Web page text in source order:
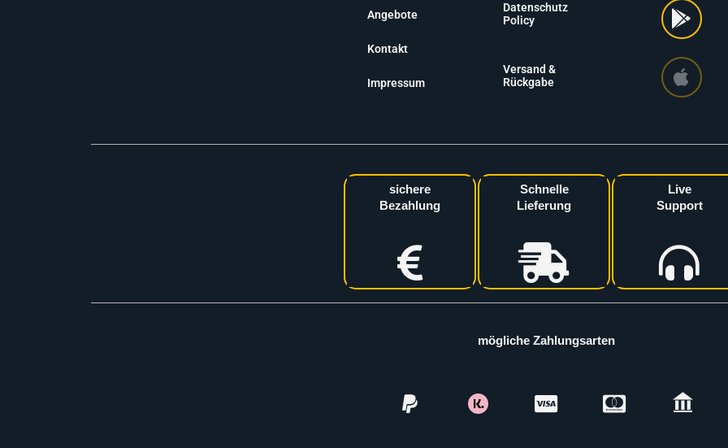
Angebote
Kontakt
Impressum
Datenschutz
Policy
Versand &
Rückgabe
sichere
Bezahlung
Schnelle
Lieferung
Live
Support
mögliche Zahlungsarten